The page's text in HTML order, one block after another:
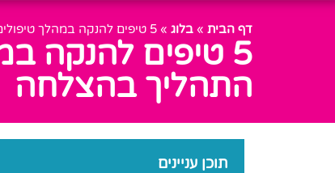
דף הבית » בלוג » 5 טיפים להנקה במהלך טיפולים אלטרנטיביים: איך לנהל את התהליך בהצלחה
5 טיפים להנקה
התהליך בהצלחה
תוכן עניינים